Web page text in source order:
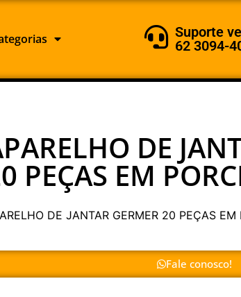
Suporte
62 3094-
DE
PEÇAS EM
DE JANTAR GERMER 20 PEÇAS EM
Fale conosco!